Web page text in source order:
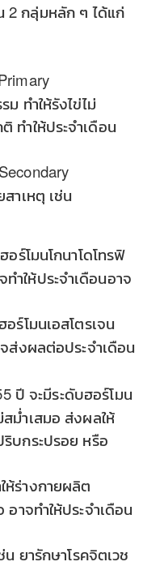
2 กลุ่มหลัก ๆ ได้แก่
ทำให้รังไข่ไม่
ทำให้ประจำเดือน
าเหตุ เช่น
ร์โมนโกนาโดโทรฟิ
ำให้ประจำเดือนอาจ
ร์โมนเอสโตรเจน
ส่งผลต่อประจำเดือน
ปี จะมีระดับฮอร์โมน
สม่ำเสมอ ส่งผลให้
บกระปรอย หรือ
ห้ร่างกายผลิต
าจทำให้ประจำเดือน
ยารักษาโรคจิตเวช